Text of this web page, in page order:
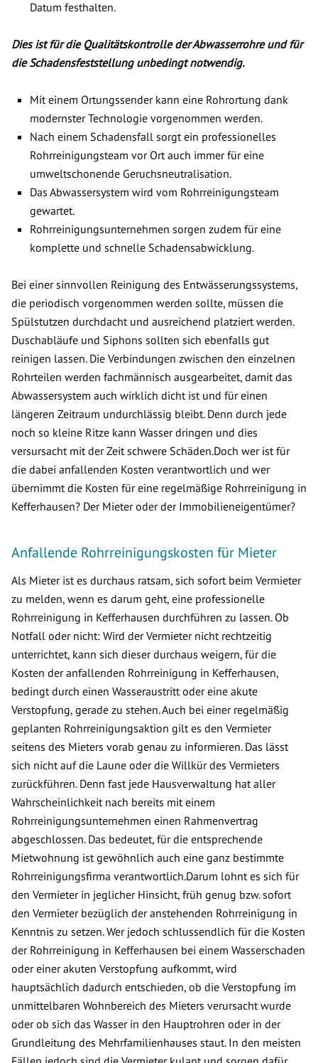
Datum festhalten.
Dies ist für die Qualitätskontrolle der Abwasserrohre und für
die Schadensfeststellung unbedingt notwendig.
Mit einem Ortungssender kann eine Rohrortung dank
modernster Technologie vorgenommen werden.
Nach einem Schadensfall sorgt ein professionelles
Rohrreinigungsteam vor Ort auch immer für eine
umweltschonende Geruchsneutralisation.
Das Abwassersystem wird vom Rohrreinigungsteam
gewartet.
Rohrreinigungsunternehmen sorgen zudem für eine
komplette und schnelle Schadensabwicklung.
Bei einer sinnvollen Reinigung des Entwässerungssystems,
die periodisch vorgenommen werden sollte, müssen die
Spülstutzen durchdacht und ausreichend platziert werden.
Duschabläufe und Siphons sollten sich ebenfalls gut
reinigen lassen. Die Verbindungen zwischen den einzelnen
Rohrteilen werden fachmännisch ausgearbeitet, damit das
Abwassersystem auch wirklich dicht ist und für einen
längeren Zeitraum undurchlässig bleibt. Denn durch jede
noch so kleine Ritze kann Wasser dringen und dies
versursacht mit der Zeit schwere Schäden.Doch wer ist für
die dabei anfallenden Kosten verantwortlich und wer
übernimmt die Kosten für eine regelmäßige Rohrreinigung in
Kefferhausen? Der Mieter oder der Immobilieneigentümer?
Anfallende Rohrreinigungskosten für Mieter
Als Mieter ist es durchaus ratsam, sich sofort beim Vermieter
zu melden, wenn es darum geht, eine professionelle
Rohrreinigung in Kefferhausen durchführen zu lassen. Ob
Notfall oder nicht: Wird der Vermieter nicht rechtzeitig
unterrichtet, kann sich dieser durchaus weigern, für die
Kosten der anfallenden Rohrreinigung in Kefferhausen,
bedingt durch einen Wasseraustritt oder eine akute
Verstopfung, gerade zu stehen. Auch bei einer regelmäßig
geplanten Rohrreinigungsaktion gilt es den Vermieter
seitens des Mieters vorab genau zu informieren. Das lässt
sich nicht auf die Laune oder die Willkür des Vermieters
zurückführen. Denn fast jede Hausverwaltung hat aller
Wahrscheinlichkeit nach bereits mit einem
Rohrreinigungsunternehmen einen Rahmenvertrag
abgeschlossen. Das bedeutet, für die entsprechende
Mietwohnung ist gewöhnlich auch eine ganz bestimmte
Rohrreinigungsfirma verantwortlich.Darum lohnt es sich für
den Vermieter in jeglicher Hinsicht, früh genug bzw. sofort
den Vermieter bezüglich der anstehenden Rohrreinigung in
Kenntnis zu setzen. Wer jedoch schlussendlich für die Kosten
der Rohrreinigung in Kefferhausen bei einem Wasserschaden
oder einer akuten Verstopfung aufkommt, wird
hauptsächlich dadurch entschieden, ob die Verstopfung im
unmittelbaren Wohnbereich des Mieters verursacht wurde
oder ob sich das Wasser in den Hauptrohren oder in der
Grundleitung des Mehrfamilienhauses staut. In den meisten